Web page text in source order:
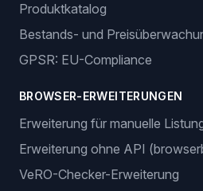
Produktkatalog
Bestands- und
GPSR: EU-Compliance
BROWSER-ERWEITERUNGEN
Erweiterung für manuelle
Erweiterung ohne API
VeRO-Checker-Erweiterung